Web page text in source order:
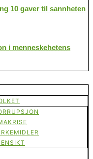
10 gaver til sannheten
i menneskehetens